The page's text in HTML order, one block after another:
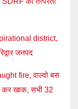
district,
जनपद
fire, वाल्वो बस
कर खाक, सभी 32